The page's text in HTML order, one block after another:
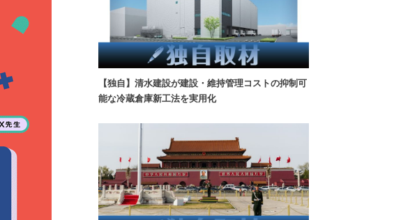
【独自】清水建設が建設・維持管理コストの抑制可
能な冷蔵倉庫新工法を実用化